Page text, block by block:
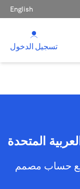
English
تسجيل الدخول
المتحدة
حساب مصمم